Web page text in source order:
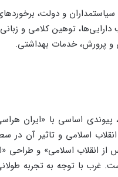
هراسی، پیوندی اساسی با «ایران
انقلاب اسلامی و تاثیر آن
انقلاب اسلامی» و طراحی
غرب با توجه به تجربه